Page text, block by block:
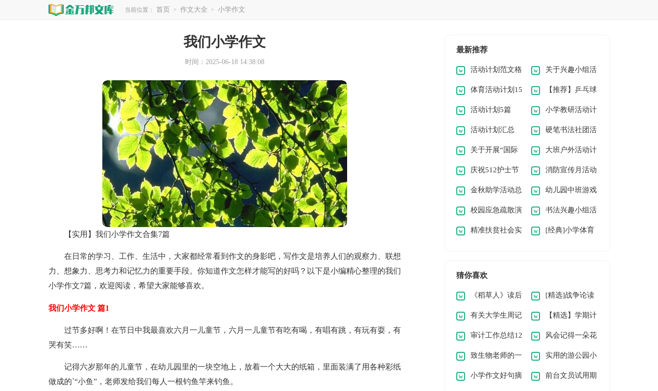
当前位置： 首页 > 作文大全 > 小学作文
我们小学作文
时间：2025-06-18 14:38:08
【实用】我们小学作文合集7篇
在日常的学习、工作、生活中，大家都经常看到作文的身影吧，写作文是培养人们的观察力、联想
力、想象力、思考力和记忆力的重要手段。你知道作文怎样才能写的好吗？以下是小编精心整理的我们
小学作文7篇，欢迎阅读，希望大家能够喜欢。
我们小学作文 篇1
过节多好啊！在节日中我最喜欢六月一儿童节，六月一儿童节有吃有喝，有唱有跳，有玩有耍，有
哭有笑……
记得六岁那年的儿童节，在幼儿园里的一块空地上，放着一个大大的纸箱，里面装满了用各种彩纸
做成的`“小鱼”，老师发给我们每人一根钓鱼竿来钓鱼。
最新推荐
活动计划范文格
式2篇【优选】
关于兴趣小组活
动计划
体育活动计划15
篇(精选)
【推荐】乒乓球
活动计划15篇
活动计划5篇
(荐)
小学教研活动计
划
活动计划汇总
(10篇)
硬笔书法社团活
动计划2篇（精品）
关于开展“国际
减灾日”活动总结
大班户外活动计
划
庆祝512护士节
活动总结
消防宣传月活动
总结
金秋助学活动总
结（精选15篇）
幼儿园中班游戏
活动总结（经典）
校园应急疏散演
练活动总结
书法兴趣小组活
动总结
精准扶贫社会实 [经典]小学体育
猜你喜欢
《稻草人》读后
感15篇【荐】
[精选]战争论读
后感
有关大学生周记
9篇
【精选】学期计
划高中作文4篇
审计工作总结12
篇
风会记得一朵花
的香读后感
致生物老师的一
封感谢信
实用的游公园小
学作文4篇
小学作文好句摘 前台文员试用期